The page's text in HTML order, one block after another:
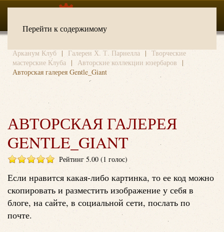
Перейти к содержимому
Арканум Клуб Галереи Х. Т. Парнелла
Творческие
мастерские Клуба
Авторские коллекции юзербаров
Авторская галерея Gentle_Giant
АВТОРСКАЯ ГАЛЕРЕЯ
GENTLE_GIANT
Рейтинг 5.00 (1 голос)
Если нравится какая-либо картинка, то ее код можно
скопировать и разместить изображение у себя в
блоге, на сайте, в социальной сети, послать по
почте.